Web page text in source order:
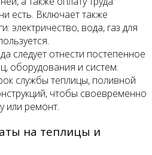
есть. Включает также
электричество, вода, газ для
следует отнести постепенное
оборудования и систем.
службы теплицы, поливной
чтобы своевременно
или ремонт.
на теплицы и